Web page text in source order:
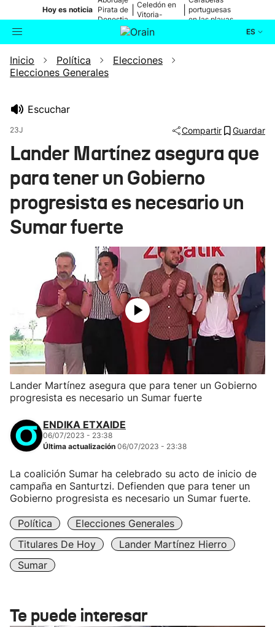
Hoy es noticia Pirata de
Donostia
Celedón en
Vitoria-
portuguesas
en las playas
ES
Buscador Actualidad
Ikusmiran
Inicio Política
Elecciones
Elecciones Generales
Escuchar
23J Compartir Guardar
Lander Martínez asegura que
para tener un Gobierno
progresista es necesario un
Sumar fuerte
Lander Martínez asegura que para tener un Gobierno
progresista es necesario un Sumar fuerte
ENDIKA ETXAIDE
06/07/2023 - 23:38
Última actualización 06/07/2023 - 23:38
La coalición Sumar ha celebrado su acto de inicio de
campaña en Santurtzi. Defienden que para tener un
Gobierno progresista es necesario un Sumar fuerte.
Política
Elecciones Generales
Titulares De Hoy
Lander Martínez Hierro
Sumar
Te puede interesar